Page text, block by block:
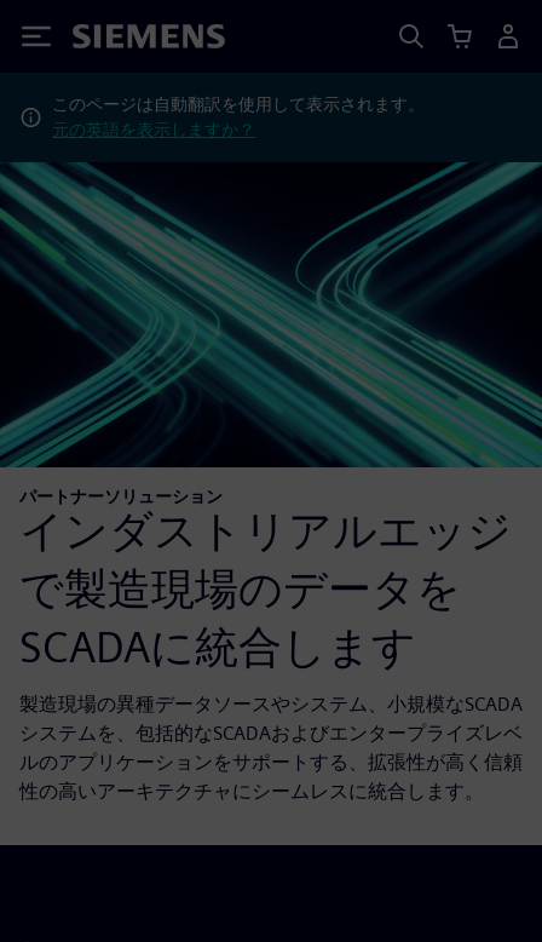
Siemens
このページは自動翻訳を使用して表示されます。
元の英語を表示しますか？
パートナーソリューション
インダストリアルエッジ
で製造現場のデータを
SCADAに統合します
製造現場の異種データソースやシステム、小規模なSCADA
システムを、包括的なSCADAおよびエンタープライズレベ
ルのアプリケーションをサポートする、拡張性が高く信頼
性の高いアーキテクチャにシームレスに統合します。